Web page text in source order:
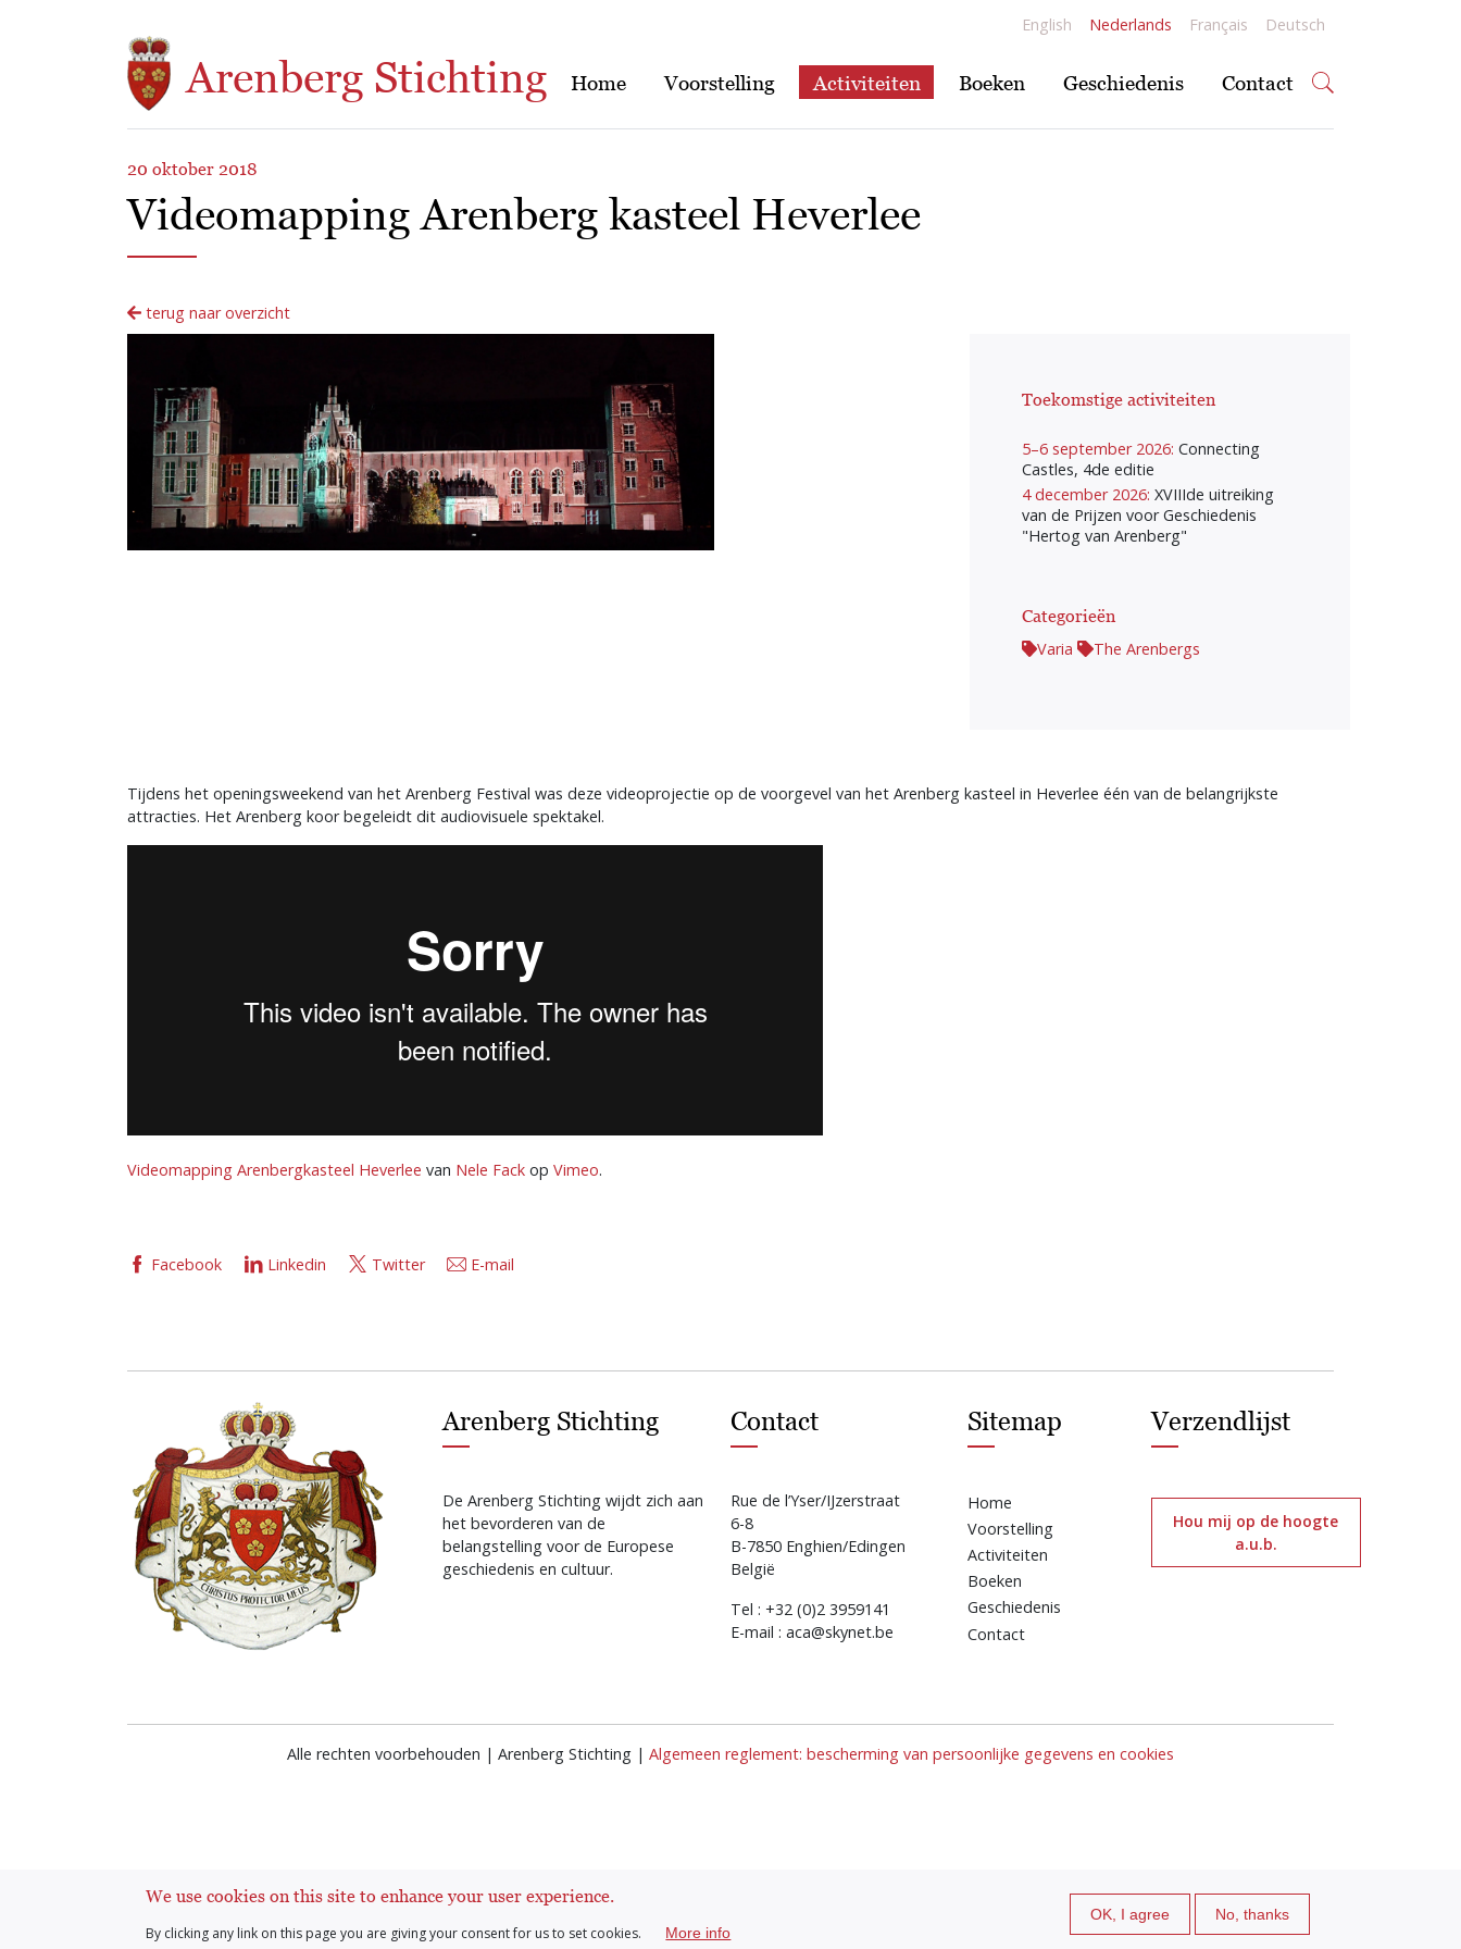
English Nederlands Français Deutsch
Arenberg Stichting Home Voorstelling Activiteiten Boeken Geschiedenis Contact
20 oktober 2018
Videomapping Arenberg kasteel Heverlee
terug naar overzicht
Toekomstige activiteiten
5–6 september 2026: Connecting
Castles, 4de editie
4 december 2026: XVIIIde uitreiking
van de Prijzen voor Geschiedenis
"Hertog van Arenberg"
Categorieën
Varia The Arenbergs
Tijdens het openingsweekend van het Arenberg Festival was deze videoprojectie op de voorgevel van het Arenberg kasteel in Heverlee één van de belangrijkste
attracties. Het Arenberg koor begeleidt dit audiovisuele spektakel.
Videomapping Arenbergkasteel Heverlee van Nele Fack op Vimeo.
Facebook Linkedin Twitter E-mail
Arenberg Stichting
De Arenberg Stichting wijdt zich aan
het bevorderen van de
belangstelling voor de Europese
geschiedenis en cultuur.
Contact
Rue de l’Yser/IJzerstraat
6-8
B-7850 Enghien/Edingen
België
Tel : +32 (0)2 3959141
E-mail : aca@skynet.be
Sitemap
Home
Voorstelling
Activiteiten
Boeken
Geschiedenis
Contact
Verzendlijst
Hou mij op de hoogte
a.u.b.
Alle rechten voorbehouden | Arenberg Stichting | Algemeen reglement: bescherming van persoonlijke gegevens en cookies
We use cookies on this site to enhance your user experience.
By clicking any link on this page you are giving your consent for us to set cookies. More info
OK, I agree No, thanks